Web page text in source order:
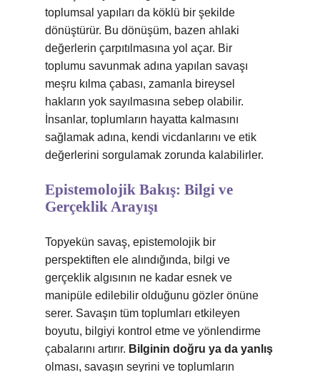
toplumsal yapıları da köklü bir şekilde
dönüştürür. Bu dönüşüm, bazen ahlaki
değerlerin çarpıtılmasına yol açar. Bir
toplumu savunmak adına yapılan savaşı
meşru kılma çabası, zamanla bireysel
hakların yok sayılmasına sebep olabilir.
İnsanlar, toplumların hayatta kalmasını
sağlamak adına, kendi vicdanlarını ve etik
değerlerini sorgulamak zorunda kalabilirler.
Epistemolojik Bakış: Bilgi ve
Gerçeklik Arayışı
Topyekün savaş, epistemolojik bir
perspektiften ele alındığında, bilgi ve
gerçeklik algısının ne kadar esnek ve
manipüle edilebilir olduğunu gözler önüne
serer. Savaşın tüm toplumları etkileyen
boyutu, bilgiyi kontrol etme ve yönlendirme
çabalarını artırır. Bilginin doğru ya da yanlış
olması, savaşın seyrini ve toplumların